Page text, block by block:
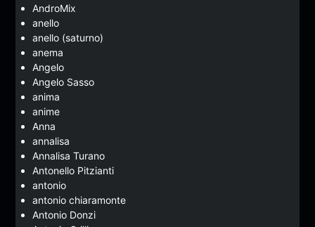
AndroMix
anello
anello (saturno)
anema
Angelo
Angelo Sasso
anima
anime
Anna
annalisa
Annalisa Turano
Antonello Pitzianti
antonio
antonio chiaramonte
Antonio Donzi